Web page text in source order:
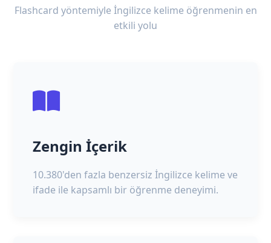
Flashcard yöntemiyle İngilizce kelime öğrenmenin en
etkili yolu
Zengin İçerik
10.380'den fazla benzersiz İngilizce kelime ve
ifade ile kapsamlı bir öğrenme deneyimi.